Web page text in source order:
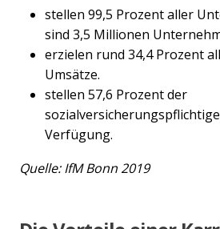
stellen 99,5 Prozent aller
sind 3,5 Millionen
erzielen rund 34,4 Prozent
Umsätze.
stellen 57,6 Prozent der
Verfügung.
Quelle: IfM Bonn 2019